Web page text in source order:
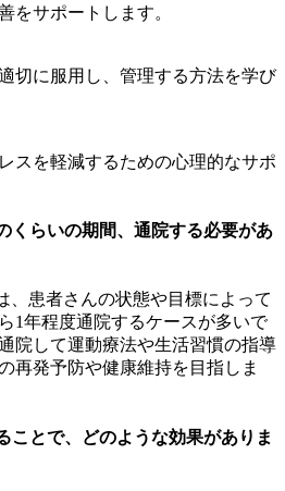
をサポートします。
切に服用し、管理する方法を学び
スを軽減するための心理的なサポ
くらいの期間、通院する必要があ
、患者さんの状態や目標によって
1年程度通院するケースが多いで
院して運動療法や生活習慣の指導
再発予防や健康維持を目指しま
ことで、どのような効果がありま